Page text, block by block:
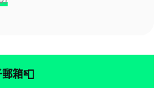
箱📮